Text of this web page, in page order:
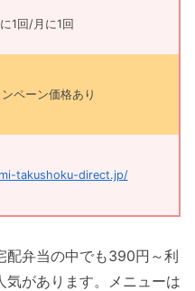
1回/月に1回
ペーン価格あり
takushoku-direct.jp/
配弁当の中でも390円～利
気があります。メニューは